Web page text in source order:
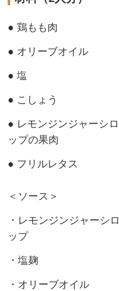
● 鶏もも肉
● オリーブオイル
● 塩
● こしょう
● レモンジンジャーシロ
ップの果肉
● フリルレタス
＜ソース＞
・レモンジンジャーシロ
ップ
・塩麹
・オリーブオイル